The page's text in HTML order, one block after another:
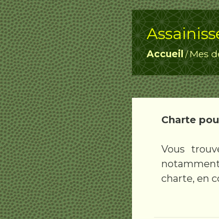
Accueil/Mes
Charte
Vous
charte, en